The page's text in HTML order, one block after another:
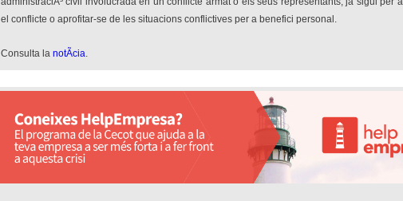
el conflicte o aprofitar-se de les situacions conflictives per a benefici personal.
Consulta la notÃ­cia.